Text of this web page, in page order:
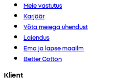
Meie vastutus
Karjäär
Võta meiega ühendust
Laiendus
Ema ja lapse maailm
Better Cotton
Klient